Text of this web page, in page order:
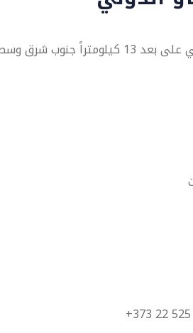
يقع مطار كيشيناو الدولي على بعد 13 كيلومتراً جنوب شرق